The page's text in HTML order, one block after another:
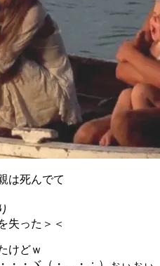
は死んでて
失った＞＜
けどｗ